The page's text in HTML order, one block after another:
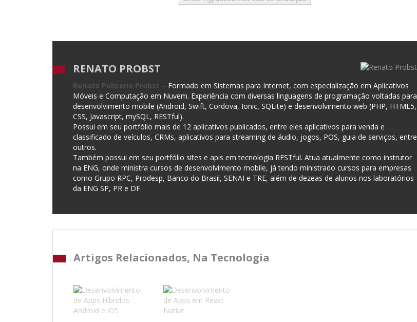
RENATO PROBST
Renato Policeno Probst – Formado em Sistemas para Internet, com especialização em Aplicativos
Móveis e Computação em Nuvem. Experiência com diversas linguagens de programação voltadas para
desenvolvimento mobile (Android, Swift, Cordova, Ionic, SQLite) e desenvolvimento web (PHP, HTML5,
CSS, Javascript, mySQL, RESTful).
Possui em seu portfólio mais de 12 aplicativos publicados, entre eles aplicativos para venda e
classificado de veículos, CRMs, aplicativos para streaming de áudio, jogos, POS, guia de serviços, entre
outros.
Também possui em seu portfólio sites e apis em tecnologia RESTful. Atua atualmente como instrutor
na ENG, onde ministra cursos de desenvolvimento mobile, já tendo ministrado cursos para empresas
como Grupo RPC, Prodesp, Banco do Brasil, SENAI e TRE, além de dezeas de alunos nos laboratórios
da ENG SP, PR e DF.
Artigos Relacionados, Na Tecnologia